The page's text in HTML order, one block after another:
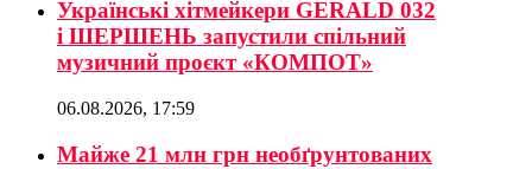
Українські хітмейкери GERALD 032
і ШЕРШЕНЬ запустили спільний
музичний проєкт «КОМПОТ»
06.08.2026, 17:59
Майже 21 млн грн необґрунтованих